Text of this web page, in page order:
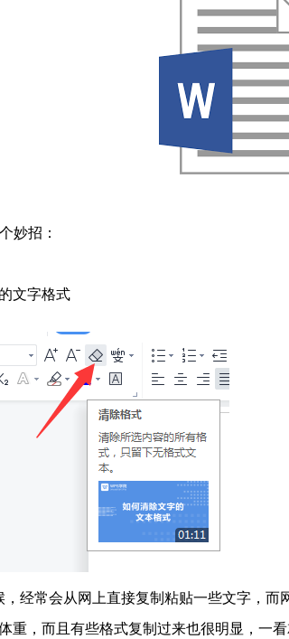
妙招：
文字格式
经常会从网上直接复制粘贴一些文字，
重，而且有些格式复制过来也很明显，一